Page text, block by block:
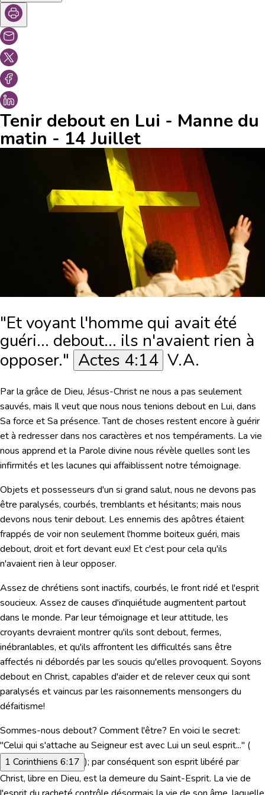
Tenir debout en Lui - Manne du
matin - 14 Juillet
"Et voyant l'homme qui avait été
guéri... debout... ils n'avaient rien à
opposer." Actes 4:14 V.A.
Par la grâce de Dieu, Jésus-Christ ne nous a pas seulement
sauvés, mais Il veut que nous nous tenions debout en Lui, dans
Sa force et Sa présence. Tant de choses restent encore à guérir
et à redresser dans nos caractères et nos tempéraments. La vie
nous apprend et la Parole divine nous révèle quelles sont les
infirmités et les lacunes qui affaiblissent notre témoignage.
Objets et possesseurs d'un si grand salut, nous ne devons pas
être paralysés, courbés, tremblants et hésitants; mais nous
devons nous tenir debout. Les ennemis des apôtres étaient
frappés de voir non seulement l'homme boiteux guéri, mais
debout, droit et fort devant eux! Et c'est pour cela qu'ils
n'avaient rien à leur opposer.
Assez de chrétiens sont inactifs, courbés, le front ridé et l'esprit
soucieux. Assez de causes d'inquiétude augmentent partout
dans le monde. Par leur témoignage et leur attitude, les
croyants devraient montrer qu'ils sont debout, fermes,
inébranlables, et qu'ils affrontent les difficultés sans être
affectés ni débordés par les soucis qu'elles provoquent. Soyons
debout en Christ, capables d'aider et de relever ceux qui sont
paralysés et vaincus par les raisonnements mensongers du
défaitisme!
Sommes-nous debout? Comment l'être? En voici le secret:
"Celui qui s'attache au Seigneur est avec Lui un seul esprit..." (
1 Corinthiens 6:17 ); par conséquent son esprit libéré par
Christ, libre en Dieu, est la demeure du Saint-Esprit. La vie de